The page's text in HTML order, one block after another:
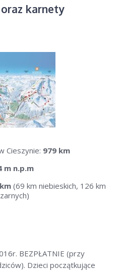
karnety
Cieszynie: 979 km
m n.p.m
(69 km niebieskich, 126 km
BEZPŁATNIE (przy
Dzieci początkujące